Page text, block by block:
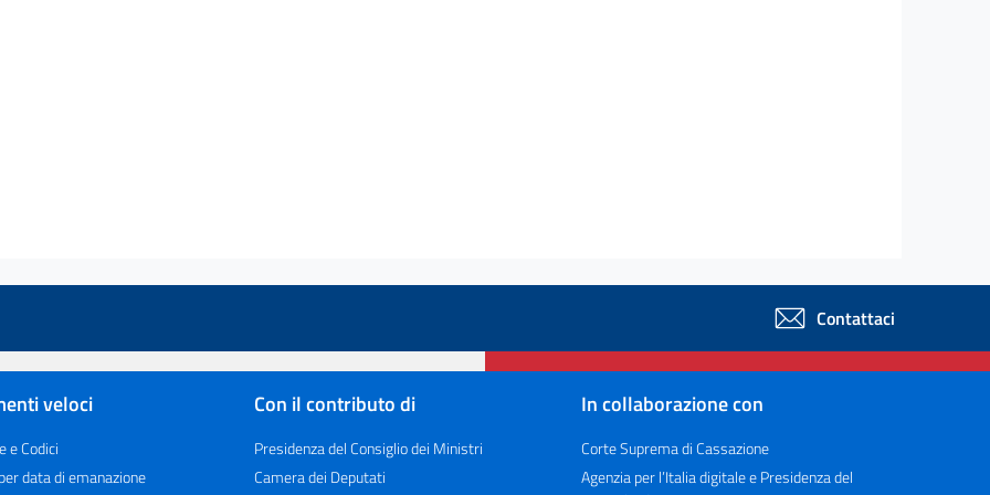
Contattaci
veloci
e Codici
data di emanazione
Con il contributo di
Presidenza del Consiglio dei Ministri
Camera dei Deputati
In collaborazione con
Corte Suprema di Cassazione
Agenzia per l’Italia digitale e Presidenza del